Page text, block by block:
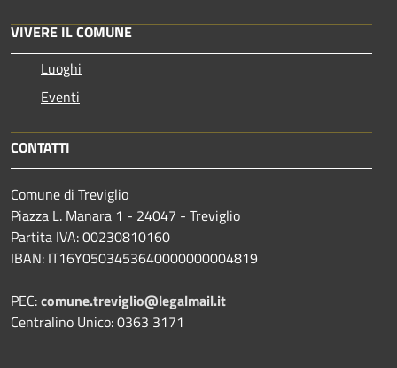
VIVERE IL COMUNE
Luoghi
Eventi
CONTATTI
Comune di Treviglio
Piazza L. Manara 1 - 24047 - Treviglio
Partita IVA: 00230810160
IBAN: IT16Y0503453640000000004819
PEC:comune.treviglio@legalmail.it
Centralino Unico: 0363 3171